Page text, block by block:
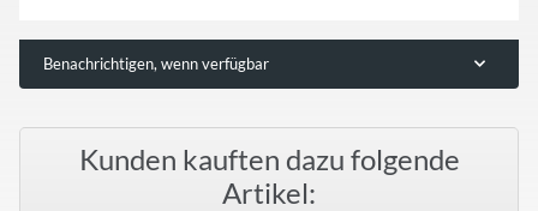
Benachrichtigen, wenn verfügbar
Kunden kauften dazu folgende
Artikel: